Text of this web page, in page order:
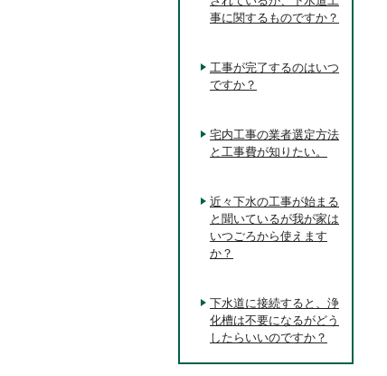
事に関するものですか？
工事が完了するのはいつ
ですか？
宅内工事の業者選定方法
と工事費が知りたい。
近々下水の工事が始まる
と聞いているが我が家は
いつごろから使えます
か？
下水道に接続すると、浄
化槽は不要になるがどう
したらいいのですか？